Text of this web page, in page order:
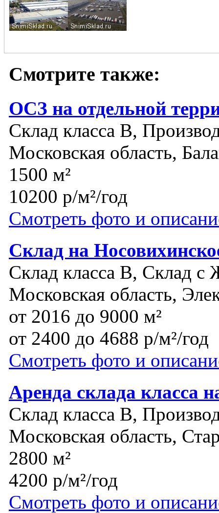
Смотрите также:
ОСЗ на отдельной
Склад класса B,
Московская область,
1500 м²
10200 р/м²/год
Смотреть фото и
Склад на
Склад класса B, Склад с
Московская область,
от 2016 до 9000 м²
от 2400 до 4688 р/м²/год
Смотреть фото и
Аренда склада класса
Склад класса B,
Московская область,
2800 м²
4200 р/м²/год
Смотреть фото и